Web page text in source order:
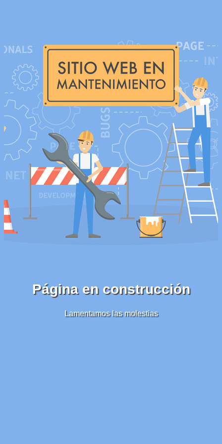
Página en construcción
Lamentamos las molestias